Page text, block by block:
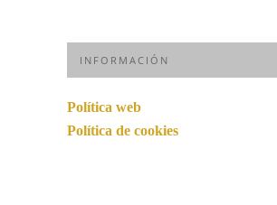
INFORMACIÓN
Política web
Política de cookies